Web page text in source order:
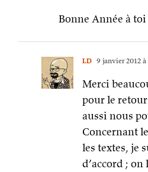
Bonne Année à toi
LD 9 janvier 2012 à
Merci
pour le
aussi nous
Concernant
les textes, je
d’accord ; on